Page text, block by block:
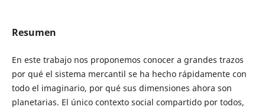
Resumen
En este trabajo nos proponemos conocer a grandes trazos
por qué el sistema mercantil se ha hecho rápidamente con
todo el imaginario, por qué sus dimensiones ahora son
planetarias. El único contexto social compartido por todos,